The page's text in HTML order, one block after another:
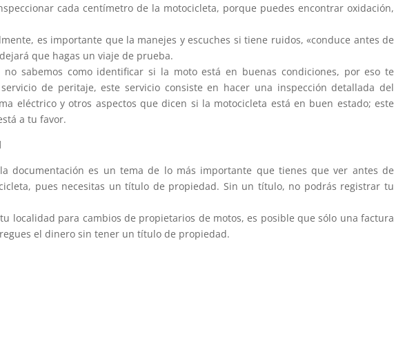
cada centímetro de la motocicleta, porque puedes encontrar oxidación,
es importante que la manejes y escuches si tiene ruidos, «conduce antes de
que hagas un viaje de prueba.
sabemos como identificar si la moto está en buenas condiciones, por eso te
de peritaje, este servicio consiste en hacer una inspección detallada del
eléctrico y otros aspectos que dicen si la motocicleta está en buen estado; este
a tu favor.
documentación es un tema de lo más importante que tienes que ver antes de
pues necesitas un título de propiedad. Sin un título, no podrás registrar tu
localidad para cambios de propietarios de motos, es posible que sólo una factura
el dinero sin tener un título de propiedad.